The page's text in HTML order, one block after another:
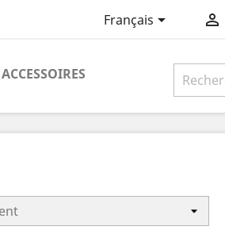
Français 
ACCESSOIRES